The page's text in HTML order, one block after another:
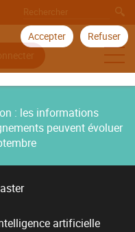
Accepter Refuser
: les informations
peuvent évoluer
artificielle